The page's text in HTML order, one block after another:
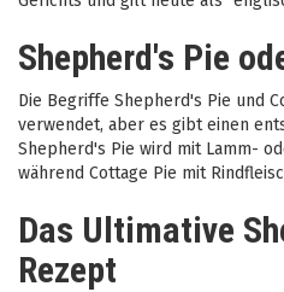
Shepherd's Pie
Die Begriffe Shepherd's Pie und
verwendet, aber es gibt einen
Shepherd's Pie wird mit Lamm-
während Cottage Pie mit
Das Ultimative
Rezept